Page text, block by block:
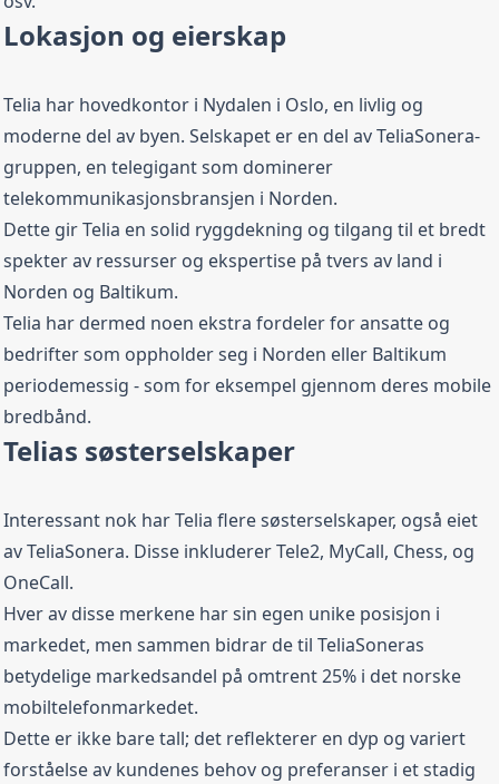
Lokasjon og eierskap
Telia har hovedkontor i Nydalen i Oslo, en livlig og
moderne del av byen. Selskapet er en del av TeliaSonera-
gruppen, en telegigant som dominerer
telekommunikasjonsbransjen i Norden.
Dette gir Telia en solid ryggdekning og tilgang til et bredt
spekter av ressurser og ekspertise på tvers av land i
Norden og Baltikum.
Telia har dermed noen ekstra fordeler for ansatte og
bedrifter som oppholder seg i Norden eller Baltikum
periodemessig - som for eksempel gjennom deres mobile
bredbånd.
Telias søsterselskaper
Interessant nok har Telia flere søsterselskaper, også eiet
av TeliaSonera. Disse inkluderer Tele2, MyCall, Chess, og
OneCall.
Hver av disse merkene har sin egen unike posisjon i
markedet, men sammen bidrar de til TeliaSoneras
betydelige markedsandel på omtrent 25% i det norske
mobiltelefonmarkedet.
Dette er ikke bare tall; det reflekterer en dyp og variert
forståelse av kundenes behov og preferanser i et stadig